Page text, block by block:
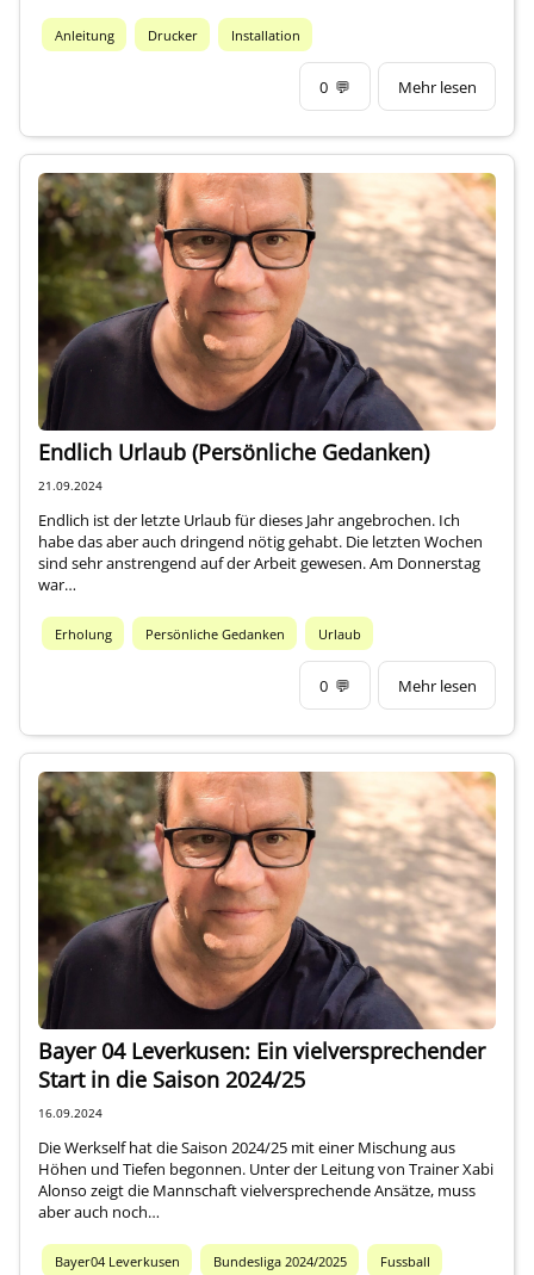
Anleitung Drucker Installation
0 💬 Mehr lesen
Endlich Urlaub (Persönliche Gedanken)
21.09.2024
Endlich ist der letzte Urlaub für dieses Jahr angebrochen. Ich
habe das aber auch dringend nötig gehabt. Die letzten Wochen
sind sehr anstrengend auf der Arbeit gewesen. Am Donnerstag
war…
Erholung Persönliche Gedanken Urlaub
0 💬 Mehr lesen
Bayer 04 Leverkusen: Ein vielversprechender
Start in die Saison 2024/25
16.09.2024
Die Werkself hat die Saison 2024/25 mit einer Mischung aus
Höhen und Tiefen begonnen. Unter der Leitung von Trainer Xabi
Alonso zeigt die Mannschaft vielversprechende Ansätze, muss
aber auch noch…
Bayer04 Leverkusen Bundesliga 2024/2025 Fussball